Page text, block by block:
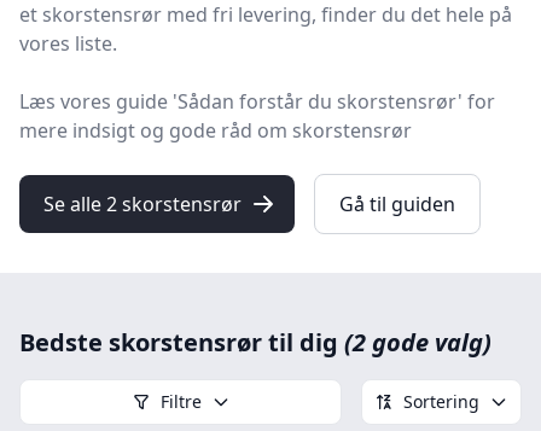
et skorstensrør med fri levering, finder du det hele på
vores liste.
Læs vores guide 'Sådan forstår du skorstensrør' for
mere indsigt og gode råd om skorstensrør
Se alle 2 skorstensrør Gå til guiden
Bedste skorstensrør til dig (2 gode valg)
Filtre Sortering